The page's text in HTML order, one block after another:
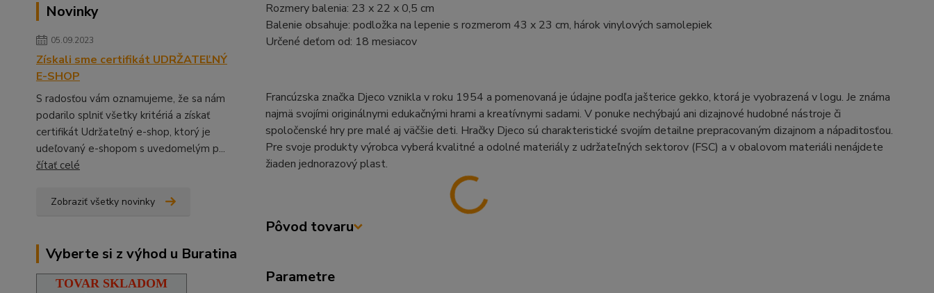
Novinky
05.09.2023
Získali sme certifikát UDRŽATEĽNÝ
E-SHOP
S radosťou vám oznamujeme, že sa nám
podarilo splniť všetky kritériá a získať
certifikát Udržateľný e-shop, ktorý je
udeľovaný e-shopom s uvedomelým p...
čítať celé
Zobraziť všetky novinky
Vyberte si z výhod u Buratina
TOVAR SKLADOM
Rozmery balenia: 23 x 22 x 0,5 cm
Balenie obsahuje: podložka na lepenie s rozmerom 43 x 23 cm, hárok vinylových samolepiek
Určené deťom od: 18 mesiacov
Francúzska značka Djeco vznikla v roku 1954 a pomenovaná je údajne podľa jašterice gekko, ktorá je vyobrazená v logu. Je známa
najmä svojími originálnymi edukačnými hrami a kreatívnymi sadami. V ponuke nechýbajú ani dizajnové hudobné nástroje či
spoločenské hry pre malé aj väčšie deti. Hračky Djeco sú charakteristické svojím detailne prepracovaným dizajnom a nápaditosťou.
Pre svoje produkty výrobca vyberá kvalitné a odolné materiály z udržateľných sektorov (FSC) a v obalovom materiáli nenájdete
žiaden jednorazový plast.
Pôvod tovaru
Parametre